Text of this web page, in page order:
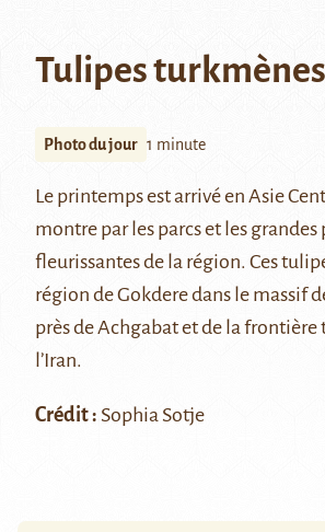
Tulipes turkmènes
Photo du jour 1 minute
Le printemps est arrivé en Asie
montre par les parcs et les grandes
fleurissantes de la région. Ces
région de Gokdere dans le massif
près de Achgabat et de la frontière
l’Iran.
Crédit : Sophia Sotje